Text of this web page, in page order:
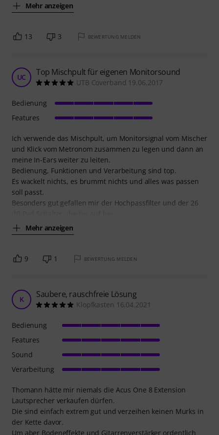
Mehr anzeigen
13 3 BEWERTUNG MELDEN
UC Top Mischpult für eigenen Monitorsound
UTB Coverband 19.06.2017
Ich verwende das Mischpult, um Monitorsignal vom Mischer
und Klick vom Metronom zusammen zu legen und dann an
meine In-Ears weiter zu leiten.
Bedienung, Funktionen und Verarbeitung sind top.
Es wackelt nichts, es brummt nichts und alles was passen
soll passt.
Besonders gut gefallen mir der Hochpassfilter und der 26
Mehr anzeigen
Bedienung
Features
9 1 BEWERTUNG MELDEN
K Saubere, rauschfreie Lösung
Klopfkasten 16.04.2021
Thomann hätte mir niemals die Acus One 8 Extension
Lautsprecher verkaufen dürfen.
Die sind einfach extrem gut und verzeihen keinen Murks in
der Kette davor.
Um aber Bodeneffekte und Gitarrenverstärker ordentlich
Bedienung
Features
Sound
Verarbeitung